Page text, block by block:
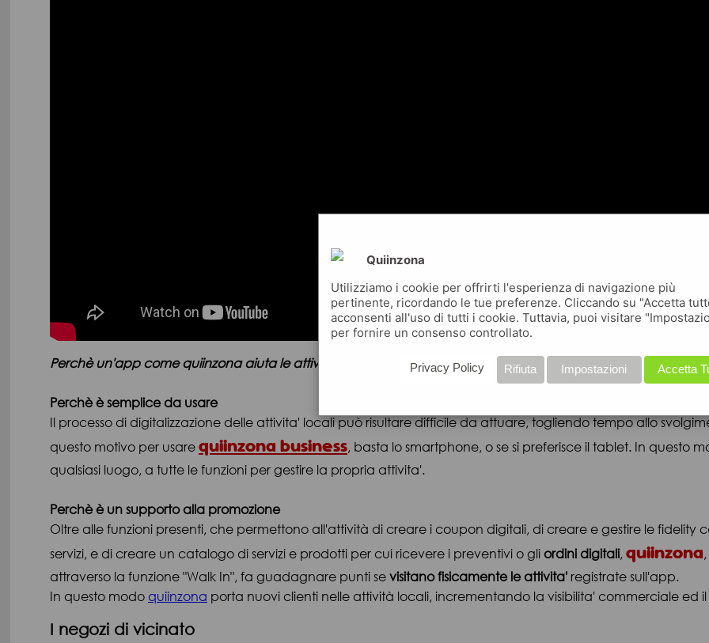
Perchè un'app come quiinzona aiuta le attività locali ?
Perchè è semplice da usare
Il processo di digitalizzazione delle attivita' locali può risultare difficile da attuare, togliendo tempo allo
questo motivo per usare quiinzona business, basta lo smartphone, o se si preferisce il tablet. In questo
qualsiasi luogo, a tutte le funzioni per gestire la propria attivita'.
Perchè è un supporto alla promozione
Oltre alle funzioni presenti, che permettono all'attività di creare i coupon digitali, di creare e gestire le fidelity
servizi, e di creare un catalogo di servizi e prodotti per cui ricevere i preventivi o gli ordini digitali, quiinzona
attraverso la funzione "Walk In", fa guadagnare punti se visitano fisicamente le attivita'registrate sull'app.
In questo modo quiinzona porta nuovi clienti nelle attività locali, incrementando la visibilita' commerciale ed
I negozi di vicinato
Quiinzona
Utilizziamo i cookie per offrirti l'esperienza di navigazione più
pertinente, ricordando le tue preferenze. Cliccando su "Accetta
acconsenti all'uso di tutti i cookie. Tuttavia, puoi visitare
per fornire un consenso controllato.
Accetta
Impostazioni
Rifiuta
Privacy Policy